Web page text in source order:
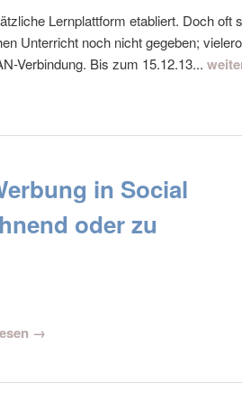
Lernplattform etabliert. Doch oft
Unterricht noch nicht gegeben;
Verbindung. Bis zum 15.12.13...
in Social
oder zu
→